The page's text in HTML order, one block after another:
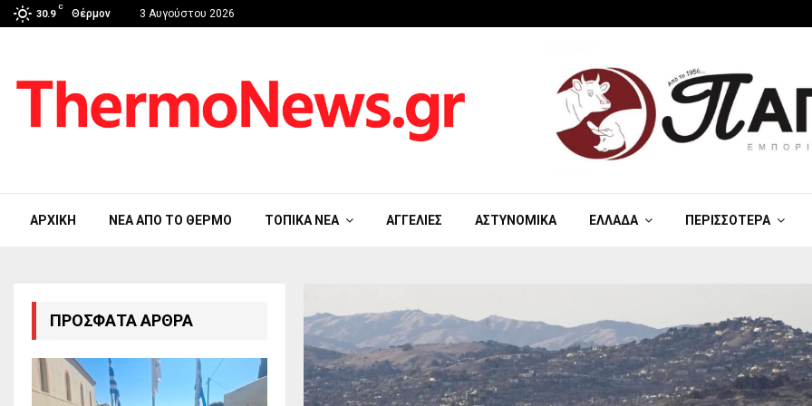
30.9
C
Θέρμον 3 Αυγούστου 2026
ΑΡΧΙΚΉ ΝΈΑ ΑΠΟ ΤΟ ΘΈΡΜΟ ΤΟΠΙΚΆ ΝΈΑ ΑΓΓΕΛΊΕΣ ΑΣΤΥΝΟΜΙΚΆ ΕΛΛΆΔΑ ΠΕΡΙΣΣΌΤΕΡΑ
ΠΡΌΣΦΑΤΑ ΆΡΘΡΑ